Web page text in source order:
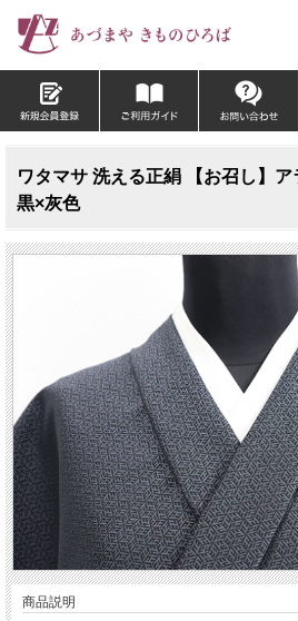
ワタマサ 洗える正絹 【お召し】
黒×灰色
商品説明